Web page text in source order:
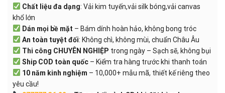
Chất liệu đa dạng: Vải kim tuyến,vải silk bóng,vải canvas
khổ lớn
Dán mọi bề mặt – Bám dính hoàn hảo, không bong tróc
An toàn tuyệt đối: Không chì, không mùi, chuẩn Châu Âu
Thi công CHUYÊN NGHIỆP trong ngày – Sạch sẽ, không bụi
Ship COD toàn quốc– Kiểm tra hàng trước khi thanh toán
10 năm kinh nghiệm – 10,000+ mẫu mã, thiết kế riêng theo
yêu cầu!